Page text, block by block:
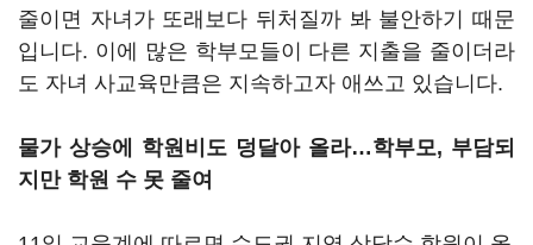
줄이면 자녀가 또래보다 뒤처질까 봐 불안하기 때문
입니다. 이에 많은 학부모들이 다른 지출을 줄이더라
도 자녀 사교육만큼은 지속하고자 애쓰고 있습니다.
물가 상승에 학원비도 덩달아 올라…학부모, 부담되
지만 학원 수 못 줄여